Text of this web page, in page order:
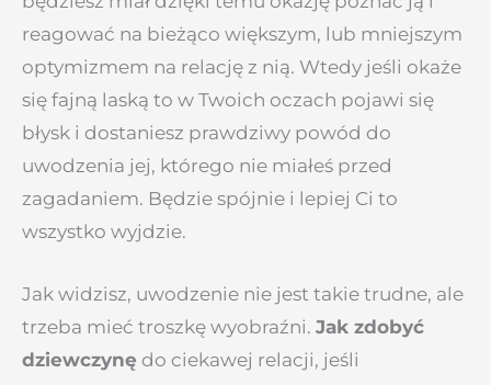
reagować na bieżąco większym, lub mniejszym
optymizmem na relację z nią. Wtedy jeśli okaże
się fajną laską to w Twoich oczach pojawi się
błysk i dostaniesz prawdziwy powód do
uwodzenia jej, którego nie miałeś przed
zagadaniem. Będzie spójnie i lepiej Ci to
wszystko wyjdzie.
Jak widzisz, uwodzenie nie jest takie trudne, ale
trzeba mieć troszkę wyobraźni. Jak zdobyć
dziewczynę do ciekawej relacji, jeśli